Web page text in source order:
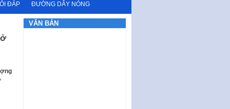
ĐÁP ĐƯỜNG DÂY NÓNG
VĂN BẢN